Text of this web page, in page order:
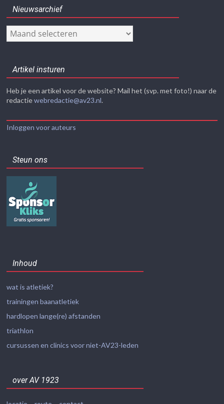
Nieuwsarchief
Nieuwsarchief
Artikel insturen
Heb je een artikel voor de website? Mail het (svp. met foto!) naar de
redactiewebredactie@av23.nl.
Inloggen voor auteurs
Steun ons
Inhoud
wat is atletiek?
trainingen baanatletiek
hardlopen lange(re) afstanden
triathlon
cursussen en clinics voor niet-AV23-leden
over AV 1923